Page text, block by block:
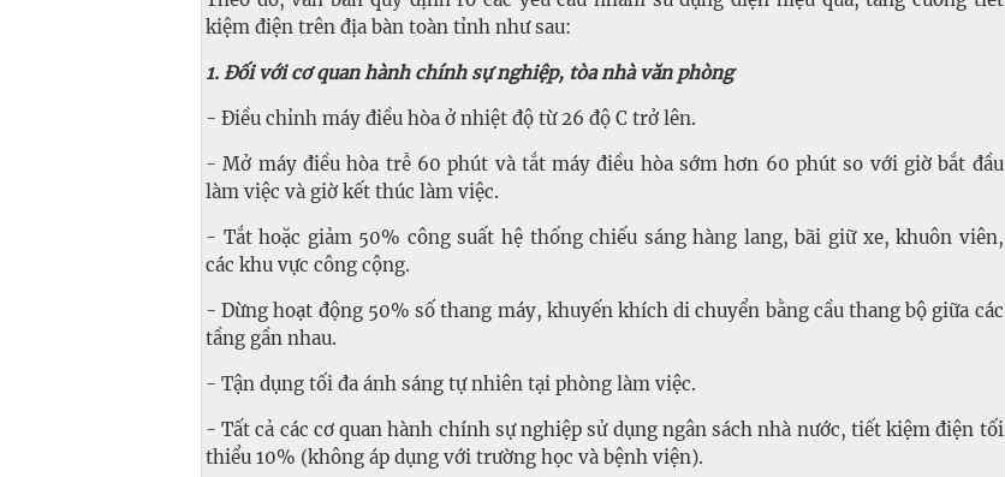
kiệm điện trên địa bàn toàn tỉnh như sau:
1. Đối với cơ quan hành chính sự nghiệp, tòa nhà văn phòng
- Điều chỉnh máy điều hòa ở nhiệt độ từ 26 độ C trở lên.
- Mở máy điều hòa trễ 60 phút và tắt máy điều hòa sớm hơn 60 phút so với giờ bắt đầu
làm việc và giờ kết thúc làm việc.
- Tắt hoặc giảm 50% công suất hệ thống chiếu sáng hàng lang, bãi giữ xe, khuôn viên,
các khu vực công cộng.
- Dừng hoạt động 50% số thang máy, khuyến khích di chuyển bằng cầu thang bộ giữa các
tầng gần nhau.
- Tận dụng tối đa ánh sáng tự nhiên tại phòng làm việc.
- Tất cả các cơ quan hành chính sự nghiệp sử dụng ngân sách nhà nước, tiết kiệm điện tối
thiểu 10% (không áp dụng với trường học và bệnh viện).